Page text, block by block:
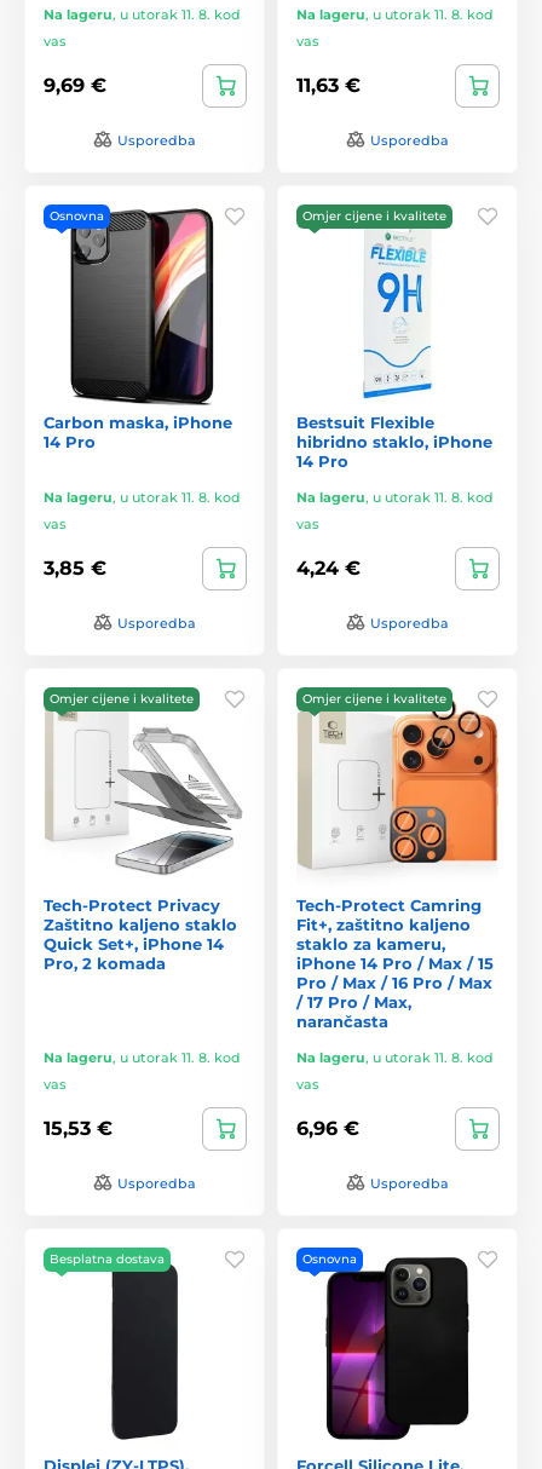
Na lageru, u utorak 11. 8. kod
vas
9,69 €
Usporedba
Na lageru, u utorak 11. 8. kod
vas
11,63 €
Usporedba
Osnovna
Carbon maska, iPhone
14 Pro
Na lageru, u utorak 11. 8. kod
vas
3,85 €
Usporedba
Omjer cijene i kvalitete
Bestsuit Flexible
hibridno staklo, iPhone
14 Pro
Na lageru, u utorak 11. 8. kod
vas
4,24 €
Usporedba
Omjer cijene i kvalitete
Tech-Protect Privacy
Zaštitno kaljeno staklo
Quick Set+, iPhone 14
Pro, 2 komada
Na lageru, u utorak 11. 8. kod
vas
15,53 €
Usporedba
Omjer cijene i kvalitete
Tech-Protect Camring
Fit+, zaštitno kaljeno
staklo za kameru,
iPhone 14 Pro / Max / 15
Pro / Max / 16 Pro / Max
/ 17 Pro / Max,
narančasta
Na lageru, u utorak 11. 8. kod
vas
6,96 €
Usporedba
Besplatna dostava
Displej (ZY-LTPS),
Osnovna
Forcell Silicone Lite,